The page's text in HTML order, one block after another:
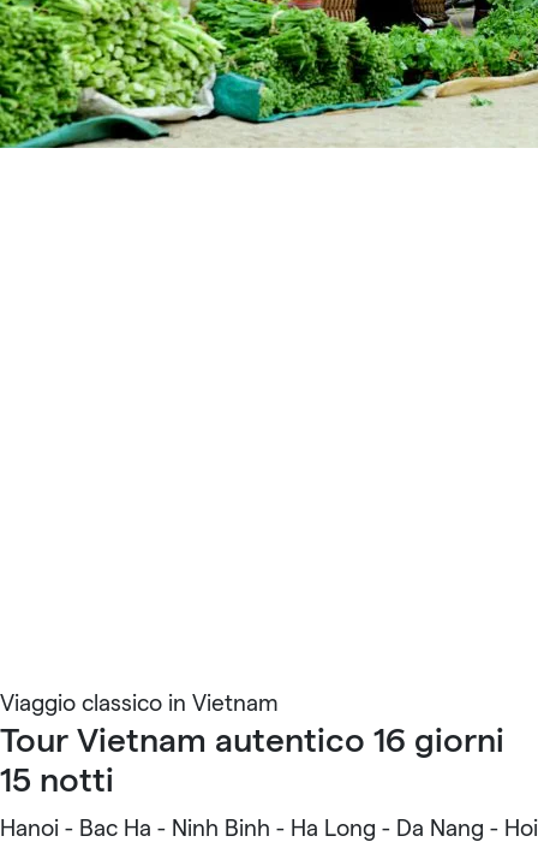
Viaggio classico in Vietnam
Tour Vietnam autentico 16 giorni
15 notti
Hanoi - Bac Ha - Ninh Binh - Ha Long - Da Nang - Hoi